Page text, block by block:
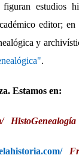
estudios
editor;
y
.
Estamos en:
HistoGenealogía